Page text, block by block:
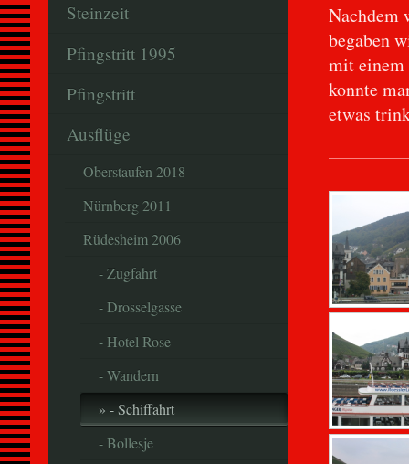
Nachdem
begaben
mit einem
konnte
etwas
Steinzeit
Pfingstritt 1995
Pfingstritt
Ausflüge
Oberstaufen 2018
Nürnberg 2011
Rüdesheim 2006
- Zugfahrt
- Drosselgasse
- Hotel Rose
- Wandern
- Schiffahrt
- Bollesje